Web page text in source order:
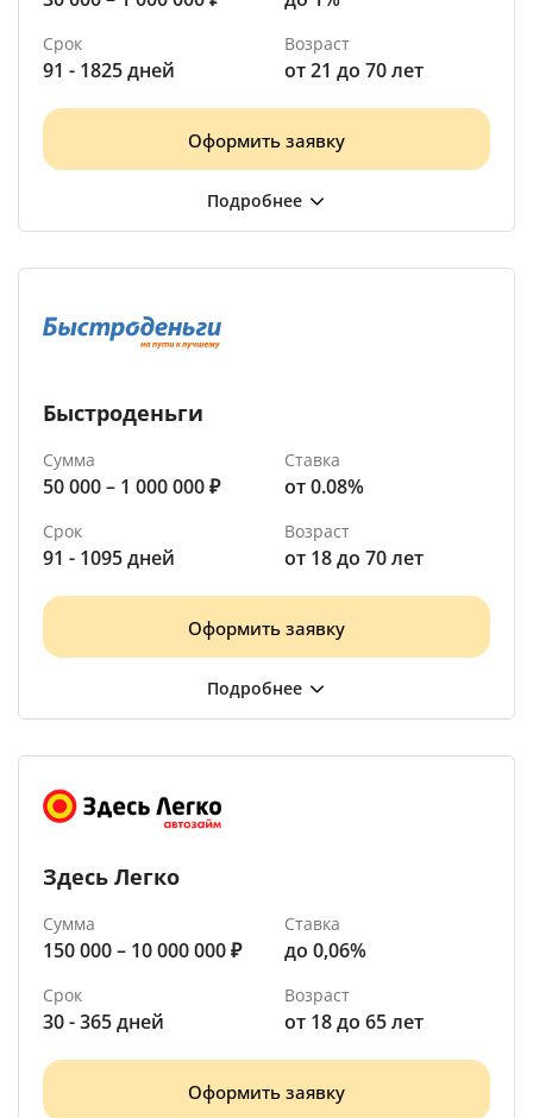
Срок
91 - 1825 дней
Возраст
от 21 до 70 лет
Оформить заявку
Быстроденьги
Сумма
50 000 – 1 000 000 ₽
Ставка
от 0.08%
Срок
91 - 1095 дней
Возраст
от 18 до 70 лет
Оформить заявку
Здесь Легко
Сумма
150 000 – 10 000 000 ₽
Ставка
до 0,06%
Срок
30 - 365 дней
Возраст
от 18 до 65 лет
Оформить заявку